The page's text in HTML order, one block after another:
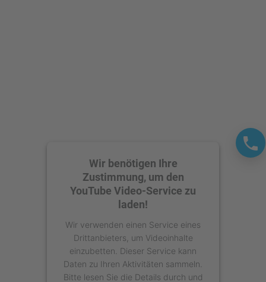
Wir benötigen Ihre
Zustimmung, um den
YouTube Video-Service zu
laden!
Wir verwenden einen Service eines
Drittanbieters, um Videoinhalte
einzubetten. Dieser Service kann
Daten zu Ihren Aktivitäten sammeln.
Bitte lesen Sie die Details durch und